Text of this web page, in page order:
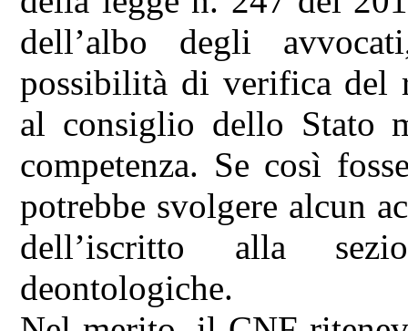
dell’albo degli
possibilità di verifica del
al consiglio dello Stato
competenza. Se così
potrebbe svolgere alcun
dell’iscritto alla
deontologiche.